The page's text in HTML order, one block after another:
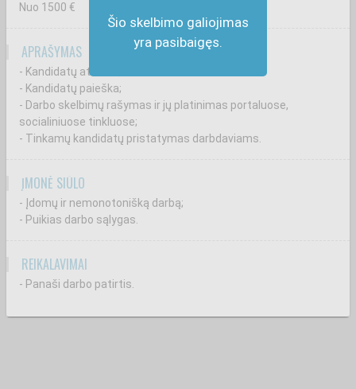
Šio skelbimo galiojimas
yra pasibaigęs.
Nuo 1500 €
APRAŠYMAS
- Kandidatų atranka;
- Kandidatų paieška;
- Darbo skelbimų rašymas ir jų platinimas portaluose,
socialiniuose tinkluose;
- Tinkamų kandidatų pristatymas darbdaviams.
ĮMONĖ SIŪLO
- Įdomų ir nemonotonišką darbą;
- Puikias darbo sąlygas.
REIKALAVIMAI
- Panaši darbo patirtis.